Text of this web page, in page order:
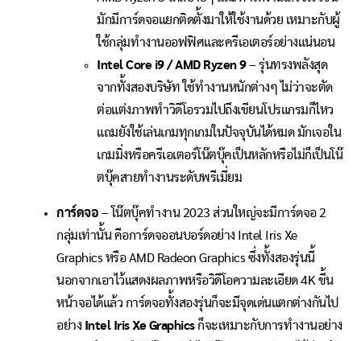
มักมีการ์ดจอแยกติดตั้งมาให้ใช้งานด้วย เหมาะกับผู้
ใช้กลุ่มทำงานออฟฟิศและครีเอเตอร์อย่างแน่นอน
Intel Core i9 / AMD Ryzen 9– รุ่นทรงพลังสุด
จากทั้งสองบริษัท ใช้ทำงานหนักต่างๆ ไม่ว่าจะตัด
ต่อแต่งภาพทำวิดีโอรวมไปถึงเขียนโปรแกรมก็ไหว
แถมยังใช้เล่นเกมทุกเกมในปัจจุบันได้หมด มักเจอใน
เกมมิ่งหรือครีเอเตอร์โน๊ตบุ๊คเป็นหลักหรือไม่ก็เป็นโน๊
ตบุ๊คสายทำงานระดับพรีเมี่ยม
การ์ดจอ – โน๊ตบุ๊คทำงาน 2023 ส่วนใหญ่จะมีการ์ดจอ 2
กลุ่มเท่านั้น คือการ์ดจออนบอร์ดอย่าง Intel Iris Xe
Graphics หรือ AMD Radeon Graphics ซึ่งทั้งสองรุ่นนี้
นอกจากเอาไว้แสดงผลภาพหรือวิดีโอความละเอียด 4K ขึ้น
หน้าจอได้แล้ว การ์ดจอทั้งสองรุ่นก็จะมีจุดเด่นแตกต่างกันไป
อย่าง Intel Iris Xe Graphicsก็จะเหมาะกับการทำงานอย่าง